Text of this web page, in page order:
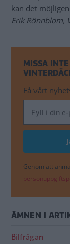
kan det
Erik Rönnblom,
MISSA
Få vårt
Genom att
ÄMNEN I
Bilfrågan